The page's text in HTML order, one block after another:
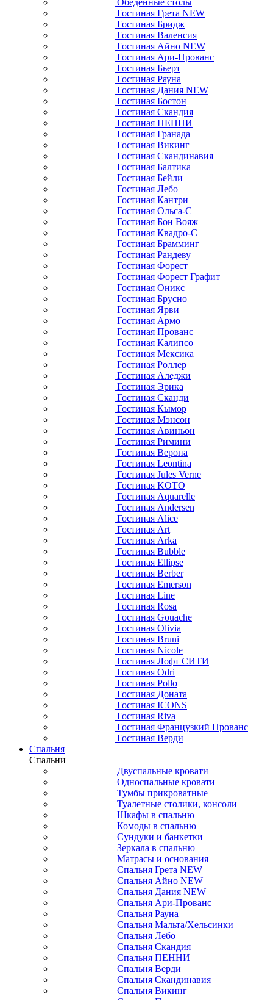
Гостиная Грета NEW
Гостиная Бридж
Гостиная Валенсия
Гостиная Айно NEW
Гостиная Ари-Прованс
Гостиная Бьерт
Гостиная Рауна
Гостиная Дания NEW
Гостиная Бостон
Гостиная Скандия
Гостиная ПЕННИ
Гостиная Гранада
Гостиная Викинг
Гостиная Скандинавия
Гостиная Балтика
Гостиная Бейли
Гостиная Лебо
Гостиная Кантри
Гостиная Ольса-С
Гостиная Бон Вояж
Гостиная Квадро-С
Гостиная Брамминг
Гостиная Рандеву
Гостиная Форест
Гостиная Форест Графит
Гостиная Оникс
Гостиная Брусно
Гостиная Ярви
Гостиная Армо
Гостиная Прованс
Гостиная Калипсо
Гостиная Мексика
Гостиная Роллер
Гостиная Аледжи
Гостиная Эрика
Гостиная Сканди
Гостиная Кымор
Гостиная Мэнсон
Гостиная Авиньон
Гостиная Римини
Гостиная Верона
Гостиная Leontina
Гостиная Jules Verne
Гостиная KOTO
Гостиная Aquarelle
Гостиная Andersen
Гостиная Alice
Гостиная Art
Гостиная Arka
Гостиная Bubble
Гостиная Ellipse
Гостиная Berber
Гостиная Emerson
Гостиная Line
Гостиная Rosa
Гостиная Gouache
Гостиная Olivia
Гостиная Bruni
Гостиная Nicole
Гостиная Лофт СИТИ
Гостиная Odri
Гостиная Pollo
Гостиная Доната
Гостиная ICONS
Гостиная Riva
Гостиная Французкий Прованс
Гостиная Верди
Спальня
Спальни
Двуспальные кровати
Односпальные кровати
Тумбы прикроватные
Туалетные столики, консоли
Шкафы в спальню
Комоды в спальню
Сундуки и банкетки
Зеркала в спальню
Матрасы и основания
Спальня Грета NEW
Спальня Айно NEW
Спальня Дания NEW
Спальня Ари-Прованс
Спальня Рауна
Спальня Мальта/Хельсинки
Спальня Лебо
Спальня Скандия
Спальня ПЕННИ
Спальня Верди
Спальня Скандинавия
Спальня Викинг